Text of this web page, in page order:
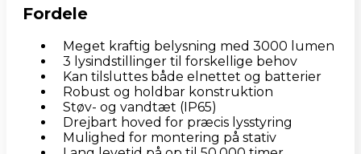
Fordele
Meget kraftig belysning med 3000 lumen
3 lysindstillinger til forskellige behov
Kan tilsluttes både elnettet og batterier
Robust og holdbar konstruktion
Støv- og vandtæt (IP65)
Drejbart hoved for præcis lysstyring
Mulighed for montering på stativ